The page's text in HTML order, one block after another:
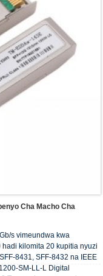
Cha Macho Cha
s vimeundwa kwa
kilomita 20 kupitia nyuzi
8431, SFF-8432 na IEEE
SM-LL-L Digital